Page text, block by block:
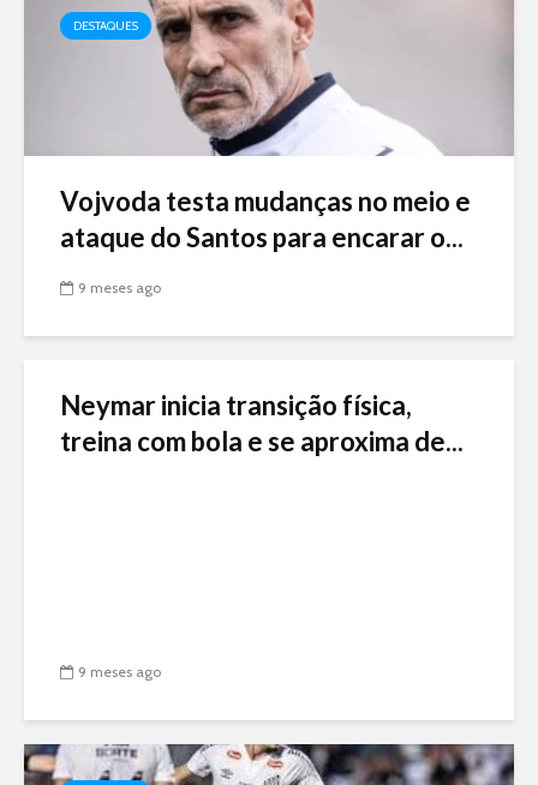
DESTAQUES
Vojvoda testa mudanças no meio e
ataque do Santos para encarar o...
9 meses ago
Neymar inicia transição física,
treina com bola e se aproxima de...
9 meses ago